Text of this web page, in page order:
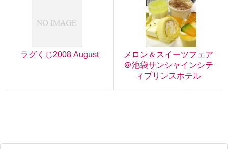
ラグくじ2008 August
メロン＆スイーツフェア
＠池袋サンシャインシテ
ィプリンスホテル